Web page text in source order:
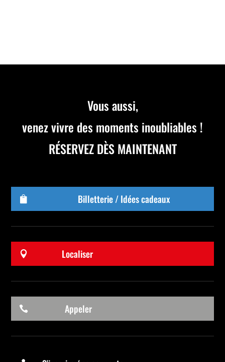
Vous aussi,
venez vivre des moments inoubliables !
RÉSERVEZ DÈS MAINTENANT
 Billetterie / Idées cadeaux
 Localiser
 Appeler